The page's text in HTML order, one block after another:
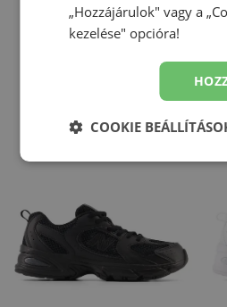
Fedezd fel a
Alkalmi
„Hozzájárulok" vagy a
kezelése" opcióra!
COOKIE